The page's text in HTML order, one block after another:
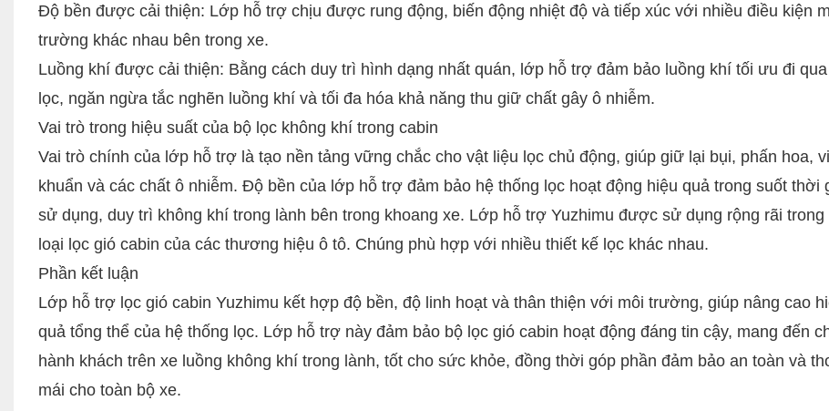
Độ bền được cải thiện: Lớp hỗ trợ chịu được rung động, biến động nhiệt độ và tiếp xúc với nhiều điều kiện
trường khác nhau bên trong xe.
Luồng khí được cải thiện: Bằng cách duy trì hình dạng nhất quán, lớp hỗ trợ đảm bảo luồng khí tối ưu đi
lọc, ngăn ngừa tắc nghẽn luồng khí và tối đa hóa khả năng thu giữ chất gây ô nhiễm.
Vai trò trong hiệu suất của bộ lọc không khí trong cabin
Vai trò chính của lớp hỗ trợ là tạo nền tảng vững chắc cho vật liệu lọc chủ động, giúp giữ lại bụi, phấn hoa, vi
khuẩn và các chất ô nhiễm. Độ bền của lớp hỗ trợ đảm bảo hệ thống lọc hoạt động hiệu quả trong suốt thời
sử dụng, duy trì không khí trong lành bên trong khoang xe. Lớp hỗ trợ Yuzhimu được sử dụng rộng rãi trong
loại lọc gió cabin của các thương hiệu ô tô. Chúng phù hợp với nhiều thiết kế lọc khác nhau.
Phần kết luận
Lớp hỗ trợ lọc gió cabin Yuzhimu kết hợp độ bền, độ linh hoạt và thân thiện với môi trường, giúp nâng cao
quả tổng thể của hệ thống lọc. Lớp hỗ trợ này đảm bảo bộ lọc gió cabin hoạt động đáng tin cậy, mang đến
hành khách trên xe luồng không khí trong lành, tốt cho sức khỏe, đồng thời góp phần đảm bảo an toàn và
mái cho toàn bộ xe.